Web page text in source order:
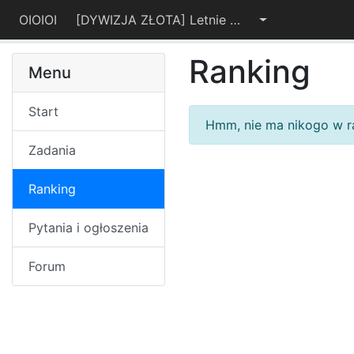
OIOIOI [DYWIZJA ZŁOTA] Letnie Warsztaty OIJ 2021
Menu
Start
Zadania
Ranking
Pytania i ogłoszenia
Forum
Ranking
Hmm, nie ma nikogo w